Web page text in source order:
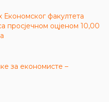
Економског факултета
просјечном оцјеном 10,00
за економисте –